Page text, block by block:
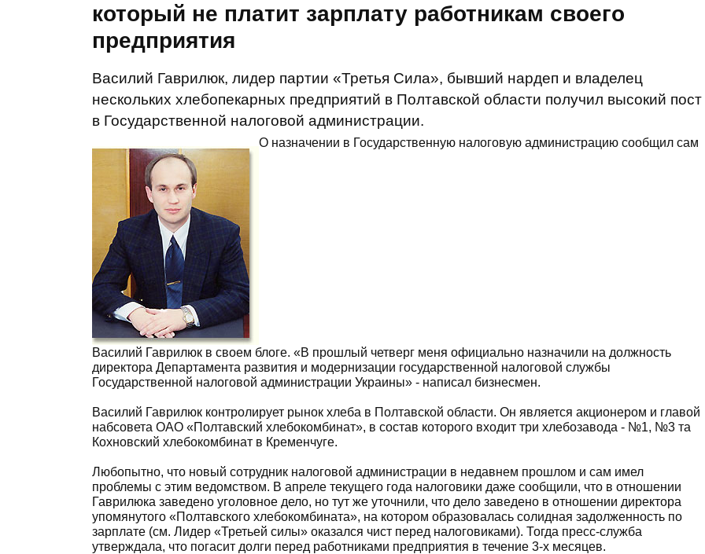
который не платит зарплату работникам своего
предприятия
Василий Гаврилюк, лидер партии «Третья Сила», бывший нардеп и владелец
нескольких хлебопекарных предприятий в Полтавской области получил высокий пост
в Государственной налоговой администрации.
О назначении в Государственную налоговую администрацию сообщил сам
Василий Гаврилюк в своем блоге. «В прошлый четверг меня официально назначили на должность
директора Департамента развития и модернизации государственной налоговой службы
Государственной налоговой администрации Украины» - написал бизнесмен.
Василий Гаврилюк контролирует рынок хлеба в Полтавской области. Он является акционером и главой
набсовета ОАО «Полтавский хлебокомбинат», в состав которого входит три хлебозавода - №1, №3 та
Кохновский хлебокомбинат в Кременчуге.
Любопытно, что новый сотрудник налоговой администрации в недавнем прошлом и сам имел
проблемы с этим ведомством. В апреле текущего года налоговики даже сообщили, что в отношении
Гаврилюка заведено уголовное дело, но тут же уточнили, что дело заведено в отношении директора
упомянутого «Полтавского хлебокомбината», на котором образовалась солидная задолженность по
зарплате (см. Лидер «Третьей силы» оказался чист перед налоговиками). Тогда пресс-служба
утверждала, что погасит долги перед работниками предприятия в течение 3-х месяцев.